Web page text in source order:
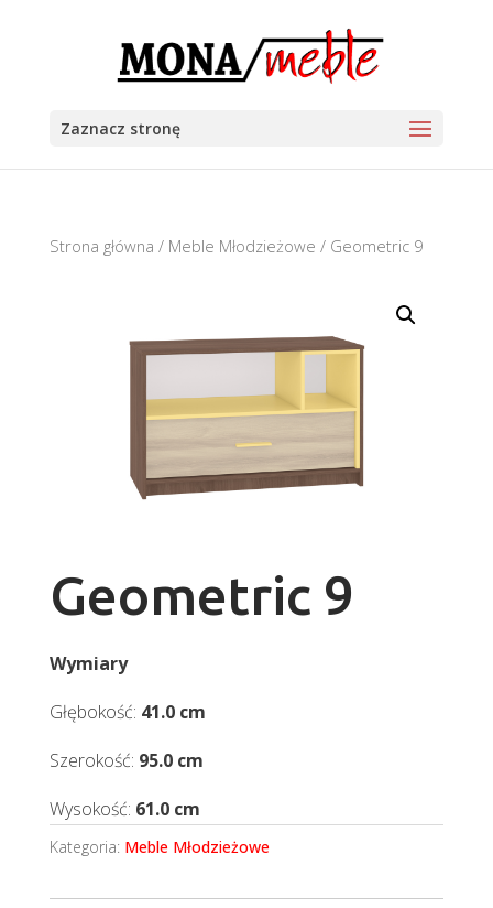
Zaznacz stronę
Strona główna / Meble Młodzieżowe / Geometric 9
Geometric 9
Wymiary
Głębokość: 41.0 cm
Szerokość: 95.0 cm
Wysokość: 61.0 cm
Kategoria: Meble Młodzieżowe